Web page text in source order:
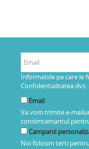
Informatiile pe care le
Confidentialitatea
Email
Va vom trimite e-
consimtamantul
Campanii
Noi folosim terti